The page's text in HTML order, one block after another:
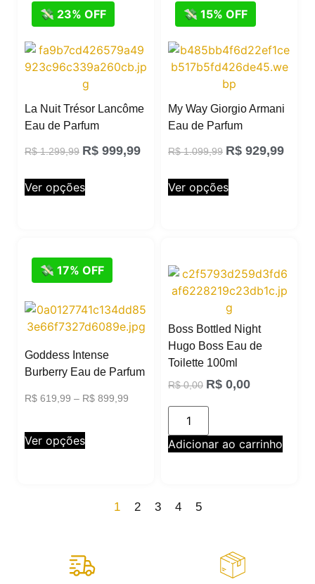
💸 23% OFF
La Nuit Trésor Lancôme
Eau de Parfum
R$1.299,99 R$ 999,99
Ver opções
💸 15% OFF
My Way Giorgio Armani
Eau de Parfum
R$1.099,99 R$ 929,99
Ver opções
💸 17% OFF
Goddess Intense
Burberry Eau de Parfum
R$ 619,99 – R$ 899,99
Ver opções
Boss Bottled Night
Hugo Boss Eau de
Toilette 100ml
R$0,00 R$ 0,00
Adicionar ao carrinho
1 2 3 4 5